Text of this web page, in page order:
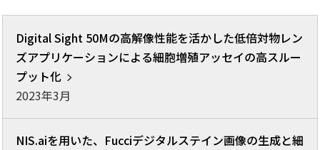
Digital Sight 50Mの高解像性能を活かした低倍対物レン
ズアプリケーションによる細胞増殖アッセイの高スルー
プット化
2023年3月
NIS.aiを用いた、Fucciデジタルステイン画像の生成と細